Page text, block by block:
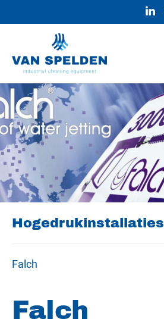
Hogedrukinstallaties
Falch
Falch